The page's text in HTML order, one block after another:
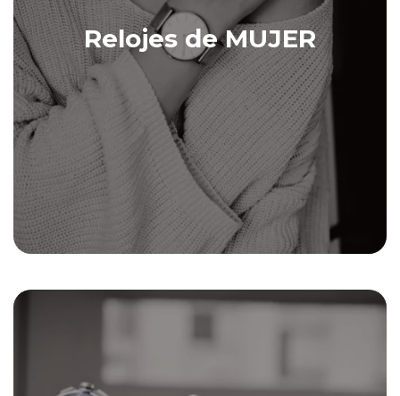
Relojes de MUJER